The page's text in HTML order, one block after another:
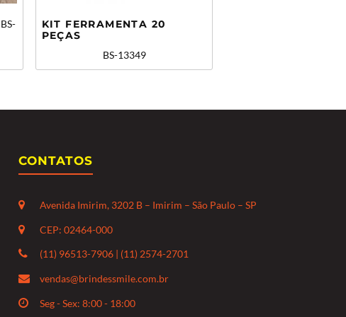
BS-
KIT FERRAMENTA 20
PEÇAS
BS-13349
CONTATOS
Avenida Imirim, 3202 B – Imirim – São Paulo – SP
CEP: 02464-000
(11) 96513-7906 | (11) 2574-2701
vendas@brindessmile.com.br
Seg - Sex: 8:00 - 18:00